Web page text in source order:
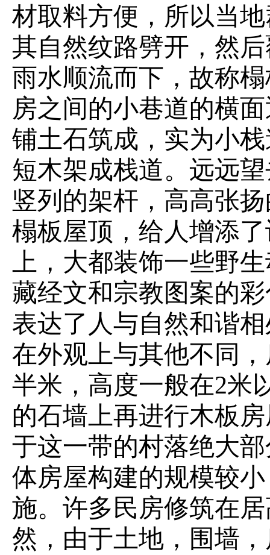
材取料方便，所以当
其自然纹路劈开，然
雨水顺流而下，故称
房之间的小巷道的横
铺土石筑成，实为小
短木架成栈道。远远
竖列的架杆，高高张
榻板屋顶，给人增添
上，大都装饰一些野
藏经文和宗教图案的
表达了人与自然和谐
在外观上与其他不同
半米，高度一般在2米
的石墙上再进行木板
于这一带的村落绝大
体房屋构建的规模较
施。许多民房修筑在
然，由于土地，围墙